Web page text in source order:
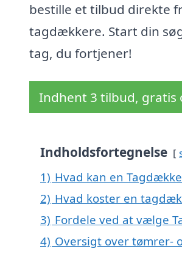
bestille et tilbud direkte
tagdækkere. Start din
tag, du fortjener!
Indhent 3 tilbud, gratis
Indholdsfortegnelse
1) Hvad kan en
2) Hvad koster en
3) Fordele ved at vælge
4) Oversigt over tømrer-